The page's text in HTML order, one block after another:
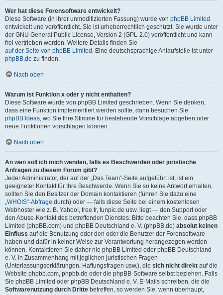
Wer hat diese Forensoftware entwickelt?
Diese Software (in ihrer unmodifizierten Fassung) wurde von phpBB Limited
entwickelt und veröffentlicht. Sie ist urheberrechtlich geschützt. Sie wurde unter
der GNU General Public License, Version 2 (GPL-2.0) veröffentlicht und kann
frei vertrieben werden. Weitere Details finden Sie
auf der Seite von phpBB Limited . Eine deutschsprachige Anlaufstelle ist unter
phpBB.de zu finden.
Nach oben
Warum ist Funktion x oder y nicht enthalten?
Diese Software wurde von phpBB Limited geschrieben. Wenn Sie denken,
dass eine Funktion implementiert werden sollte, dann besuchen Sie
phpBB Ideas, wo Sie Ihre Stimme für bestehende Vorschläge abgeben oder
neue Funktionen vorschlagen können.
Nach oben
An wen soll ich mich wenden, falls es Beschwerden oder juristische
Anfragen zu diesem Forum gibt?
Jeder Administrator, der auf der „Das Team“-Seite aufgeführt ist, ist ein
geeigneter Kontakt für Ihre Beschwerde. Wenn Sie so keine Antwort erhalten,
sollten Sie den Besitzer der Domain kontaktieren (führen Sie dazu eine
„WHOIS“-Abfrage durch) oder — falls diese Seite bei einem kostenlosen
Webhoster wie z. B. Yahoo!, free.fr, funpic.de usw. liegt — den Support oder
den Abuse-Kontakt des betreffenden Dienstes. Bitte beachten Sie, dass phpBB
Limited (phpBB.com) und phpBB Deutschland e. V. (phpBB.de) absolut keinen
Einfluss auf die Benutzung oder den oder die Benutzer der Forensoftware
haben und dafür in keiner Weise zur Verantwortung herangezogen werden
können. Kontaktieren Sie daher nie phpBB Limited oder phpBB Deutschland
e. V. in Zusammenhang mit jeglichen juristischen Fragen
(Unterlassungserklärungen, Haftungsfragen usw.), die sich nicht direkt auf die
Website phpbb.com, phpbb.de oder die phpBB-Software selbst beziehen. Falls
Sie phpBB Limited oder phpBB Deutschland e. V. E-Mails schreiben, die die
Softwarenutzung durch Dritte betreffen, so werden Sie, wenn überhaupt,